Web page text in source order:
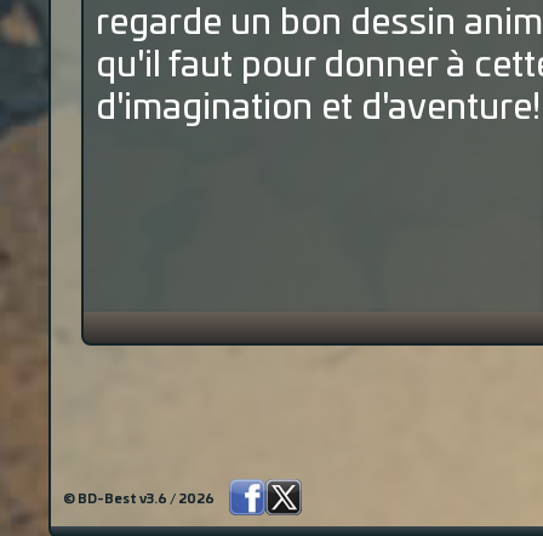
regarde un bon dessin
qu'il faut pour donner à
d'imagination et
© BD-Best v3.6 / 2026